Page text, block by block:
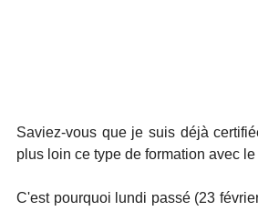
Saviez-vous que je suis déjà
plus loin ce type de formation avec
C'est pourquoi lundi passé (23